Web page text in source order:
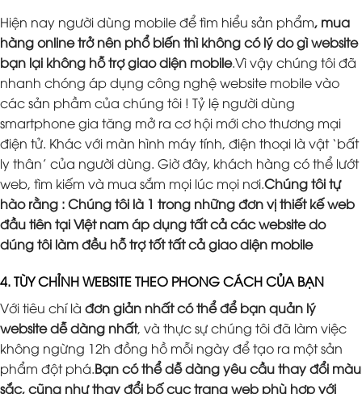
Hiện nay người dùng mobile để tìm hiểu sản phẩm, mua
hàng online trở nên phổ biến thì không có lý do gì website
bạn lại không hỗ trợ giao diện mobile.Vì vậy chúng tôi đã
nhanh chóng áp dụng công nghệ website mobile vào
các sản phầm của chúng tôi ! Tỷ lệ người dùng
smartphone gia tăng mở ra cơ hội mới cho thương mại
điện tử. Khác với màn hình máy tính, điện thoại là vật ‘bất
ly thân’ của người dùng. Giờ đây, khách hàng có thể lướt
web, tìm kiếm và mua sắm mọi lúc mọi nơi.Chúng tôi tự
hào rằng : Chúng tôi là 1 trong những đơn vị thiết kế web
đầu tiên tại Việt nam áp dụng tất cả các website do
dúng tôi làm đều hỗ trợ tốt tất cả giao diện mobile
4. TÙY CHỈNH WEBSITE THEO PHONG CÁCH CỦA BẠN
Với tiêu chí là đơn giản nhất có thể để bạn quản lý
website dễ dàng nhất, và thực sự chúng tôi đã làm việc
không ngừng 12h đồng hồ mỗi ngày để tạo ra một sản
phẩm đột phá.Bạn có thể dễ dàng yêu cầu thay đổi màu
sắc, cũng như thay đổi bố cục trang web phù hợp với